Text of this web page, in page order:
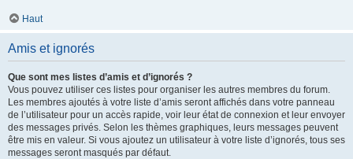
Haut
Amis et ignorés
Que sont mes listes d’amis et d’ignorés ?
Vous pouvez utiliser ces listes pour organiser les autres membres du forum.
Les membres ajoutés à votre liste d’amis seront affichés dans votre panneau
de l’utilisateur pour un accès rapide, voir leur état de connexion et leur envoyer
des messages privés. Selon les thèmes graphiques, leurs messages peuvent
être mis en valeur. Si vous ajoutez un utilisateur à votre liste d’ignorés, tous ses
messages seront masqués par défaut.